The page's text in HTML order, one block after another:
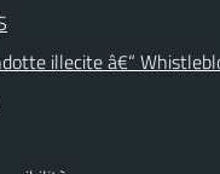
illecite â€“